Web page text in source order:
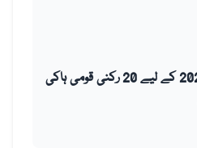
FIH مینز ہاکی ورلڈ کپ 2026 کے لیے 20 رکنی قومی ہاکی